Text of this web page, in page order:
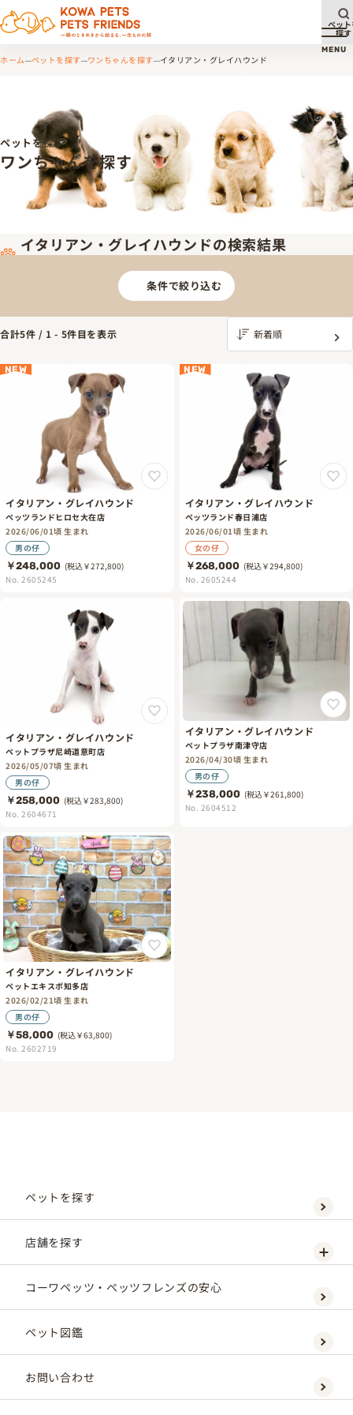
メ
MENU
ペッ
探す
ホーム ペットを探す ワンちゃんを探す イタリアン・グレイハウンド
ペットを探す
ワンちゃんを探す
イタリアン・グレイハウンドの検索結果
条件で絞り込む
合計5件 / 1 - 5件目を表示
NEW
イタリアン・グレイハウンド
ペッツランドヒロセ大在店
2026/06/01頃 生まれ
男の仔
￥248,000 (税込￥272,800)
No. 2605245
NEW
イタリアン・グレイハウンド
ペッツランド春日浦店
2026/06/01頃 生まれ
女の仔
￥268,000 (税込￥294,800)
No. 2605244
イタリアン・グレイハウンド
ペットプラザ尼崎道意町店
2026/05/07頃 生まれ
男の仔
￥258,000 (税込￥283,800)
No. 2604671
イタリアン・グレイハウンド
ペットプラザ南津守店
2026/04/30頃 生まれ
男の仔
￥238,000 (税込￥261,800)
No. 2604512
イタリアン・グレイハウンド
ペットエキスポ知多店
2026/02/21頃 生まれ
男の仔
￥58,000 (税込￥63,800)
No. 2602719
ペットを探す
店舗を探す
コーワペッツ・ペッツフレンズの安心
ペット図鑑
お問い合わせ